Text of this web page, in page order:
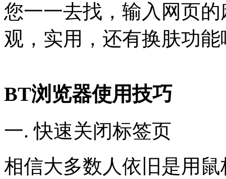
您一一去找，输入网页
观，实用，还有换肤功能
BT浏览器使用技巧
一. 快速关闭标签页
相信大多数人依旧是用